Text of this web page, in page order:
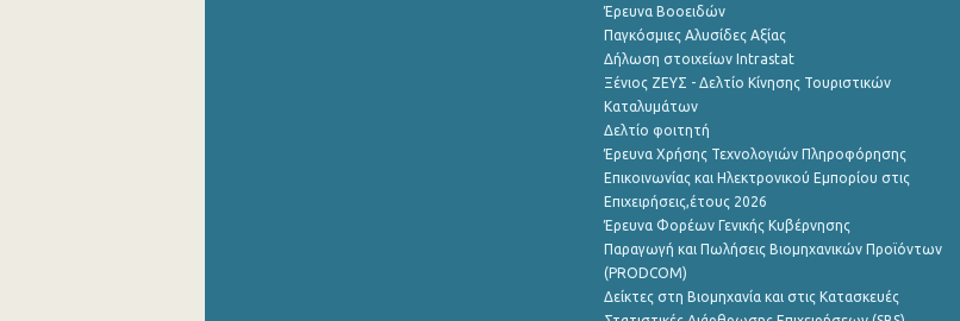
Έρευνα Βοοειδών
Παγκόσμιες Αλυσίδες Αξίας
Δήλωση στοιχείων Intrastat
Ξένιος ΖΕΥΣ - Δελτίο Κίνησης Τουριστικών
Καταλυμάτων
Δελτίο φοιτητή
Έρευνα Χρήσης Τεχνολογιών Πληροφόρησης
Επικοινωνίας και Ηλεκτρονικού Εμπορίου στις
Επιχειρήσεις,έτους 2026
Έρευνα Φορέων Γενικής Κυβέρνησης
Παραγωγή και Πωλήσεις Βιομηχανικών Προϊόντων
(PRODCOM)
Δείκτες στη Βιομηχανία και στις Κατασκευές